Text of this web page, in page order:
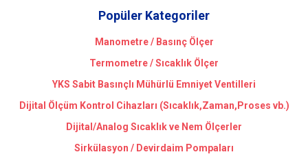
Popüler Kategoriler
Manometre / Basınç Ölçer
Termometre / Sıcaklık Ölçer
YKS Sabit Basınçlı Mühürlü Emniyet Ventilleri
Dijital Ölçüm Kontrol Cihazları (Sıcaklık,Zaman,Proses vb.)
Dijital/Analog Sıcaklık ve Nem Ölçerler
Sirkülasyon / Devirdaim Pompaları